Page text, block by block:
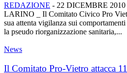
REDAZIONE - 22 DICEMBRE 2010
LARINO _ Il Comitato Civico Pro
sua attenta vigilanza sui
la pseudo riorganizzazione sanitaria,...
News
Il Comitato Pro-Vietro attacca